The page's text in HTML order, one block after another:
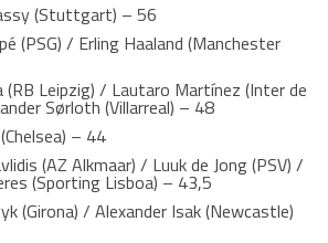
(Stuttgart) – 56
(PSG) / Erling Haaland (Manchester
(RB Leipzig) / Lautaro Martínez (Inter de
Sørloth (Villarreal) – 48
– 44
(AZ Alkmaar) / Luuk de Jong (PSV) /
(Sporting Lisboa) – 43,5
(Girona) / Alexander Isak (Newcastle)